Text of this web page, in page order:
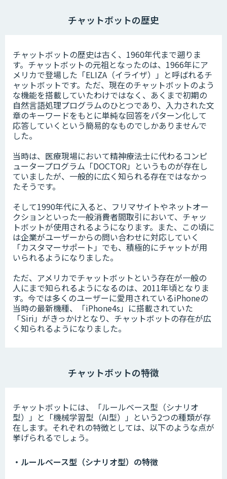
チャットボットの歴史
チャットボットの歴史は古く、1960年代まで遡りま
す。チャットボットの元祖となったのは、1966年にア
メリカで登場した「ELIZA（イライザ）」と呼ばれるチ
ャットボットです。ただ、現在のチャットボットのよう
な機能を搭載していたわけではなく、あくまで初期の
自然言語処理プログラムのひとつであり、入力された文
章のキーワードをもとに単純な回答をパターン化して
応答していくという簡易的なものでしかありませんで
した。
当時は、医療現場において精神療法士に代わるコンピ
ュータープログラム「DOCTOR」というものが存在し
ていましたが、一般的に広く知られる存在ではなかっ
たそうです。
そして1990年代に入ると、フリマサイトやネットオー
クションといった一般消費者間取引において、チャッ
トボットが使用されるようになります。また、この頃に
は企業がユーザーからの問い合わせに対応していく
「カスタマーサポート」でも、積極的にチャットが用
いられるようになりました。
ただ、アメリカでチャットボットという存在が一般の
人にまで知られるようになるのは、2011年頃となりま
す。今では多くのユーザーに愛用されているiPhoneの
当時の最新機種、「iPhone4s」に搭載されていた
「Siri」がきっかけとなり、チャットボットの存在が広
く知られるようになりました。
チャットボットの特徴
チャットボットには、「ルールベース型（シナリオ
型）」と「機械学習型（AI型）」という2つの種類が存
在します。それぞれの特徴としては、以下のような点が
挙げられるでしょう。
・ルールベース型（シナリオ型）の特徴